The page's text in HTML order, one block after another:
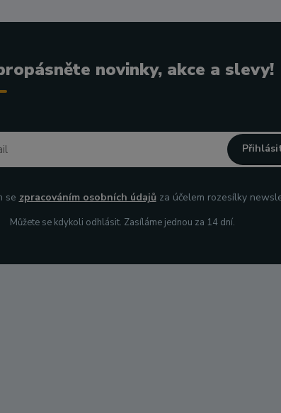
novinky, akce a slevy!
se zpracováním osobních údajůza účelem rozesílky
Můžete se kdykoli odhlásit. Zasíláme jednou za 14 dní.